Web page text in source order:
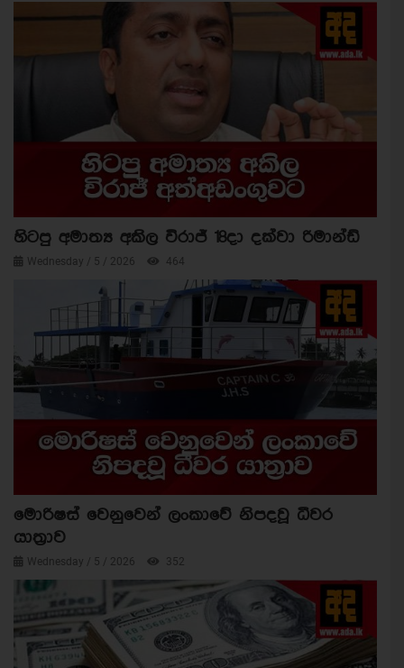
හිටපු අමාත්‍ය අකිල විරාජ් 18දා දක්වා රිමාන්ඩ්
Wednesday / 5 / 2026 464
මොරිෂස් වෙනුවෙන් ලංකාවේ නිපදවූ ධීවර
යාත්‍රාව
Wednesday / 5 / 2026 352